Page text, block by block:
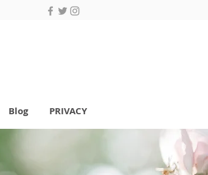
Blog PRIVACY